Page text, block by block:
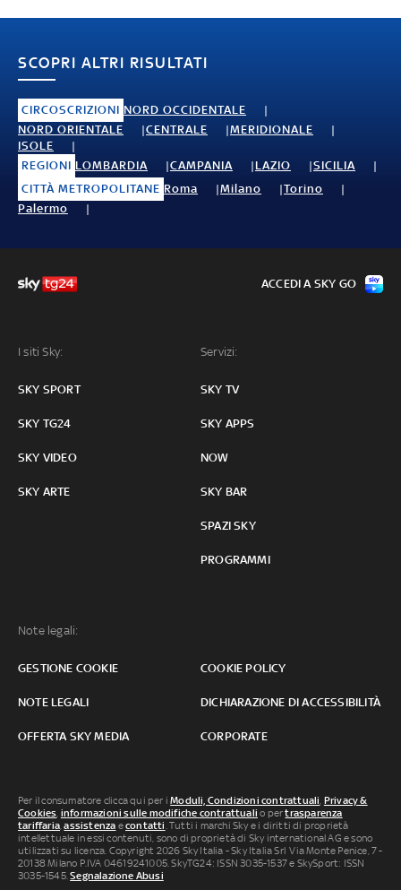
SCOPRI ALTRI RISULTATI
CIRCOSCRIZIONI NORD OCCIDENTALE
NORD ORIENTALE
CENTRALE
MERIDIONALE
ISOLE
REGIONI LOMBARDIA CAMPANIA LAZIO
SICILIA
CITTÀ METROPOLITANE Roma Milano
Torino
Palermo
I siti Sky:
SKY SPORT
SKY TG24
SKY VIDEO
SKY ARTE
Servizi:
SKY TV
SKY APPS
NOW
SKY BAR
SPAZI SKY
PROGRAMMI
Note legali:
GESTIONE COOKIE COOKIE POLICY
NOTE LEGALI DICHIARAZIONE DI ACCESSIBILITÀ
OFFERTA SKY MEDIA CORPORATE
ACCEDI A SKY GO
Per il consumatore clicca qui per iModuli, Condizioni contrattuali, Privacy &
Cookies, informazioni sulle modifiche contrattuali o pertrasparenza
tariffaria,assistenza econtatti. Tutti i marchi Sky e i diritti di proprietà
intellettuale in essi contenuti, sono di proprietà di Sky international AG e sono
utilizzati su licenza. Copyright 2026 Sky Italia - Sky Italia Srl Via Monte Penice, 7 -
20138 Milano P.IVA 04619241005. SkyTG24: ISSN 3035-1537 e SkySport: ISSN
3035-1545.Segnalazione Abusi